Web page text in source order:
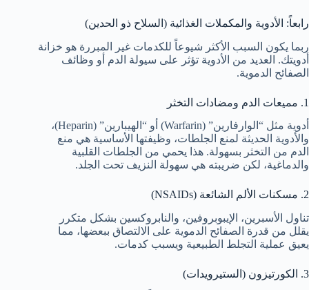
رابعاً: الأدوية والمكملات الغذائية (السلاح ذو الحدين)
ربما يكون السبب الأكثر شيوعاً للكدمات غير المبررة هو خزانة
أدويتك. العديد من الأدوية تؤثر على سيولة الدم أو وظائف
الصفائح الدموية.
1. مميعات الدم ومضادات التخثر
أدوية مثل “الوارفارين” (Warfarin) أو “الهيبارين” (Heparin)،
والأدوية الحديثة لمنع الجلطات، وظيفتها الأساسية هي منع
الدم من التخثر بسهولة. هذا يحمي من الجلطات القلبية
والدماغية، لكن ضريبته هي سهولة النزيف تحت الجلد.
2. مسكنات الألم الشائعة (NSAIDs)
تناول الأسبرين، الإيبوبروفين، والنابروكسين بشكل متكرر
يقلل من قدرة الصفائح الدموية على الالتصاق ببعضها، مما
يعيق عملية التجلط الطبيعية ويسبب كدمات.
3. الكورتيزون (الستيرويدات)